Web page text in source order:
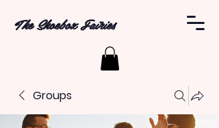
The Shoebox Fairies
Groups